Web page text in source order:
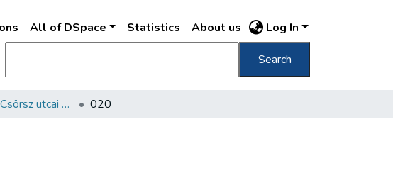
All of DSpace Statistics About us Log In
Search
Budapest XII. Csörsz utcai Orthodox Zsidó Temető 020